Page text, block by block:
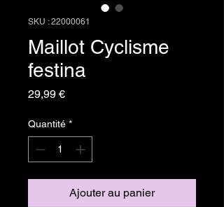
SKU : 22000061
Maillot Cyclisme
festina
29,99 €Prix
Quantité *
Ajouter au panier